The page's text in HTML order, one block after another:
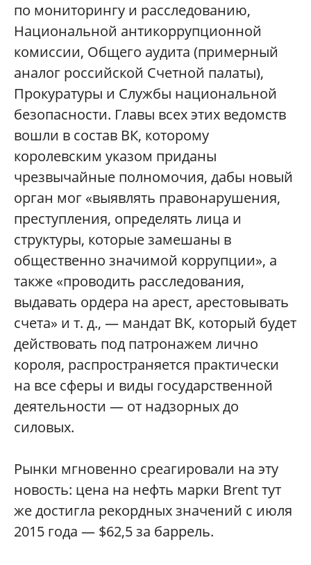
по мониторингу и расследованию,
Национальной антикоррупционной
комиссии, Общего аудита (примерный
аналог российской Счетной палаты),
Прокуратуры и Службы национальной
безопасности. Главы всех этих ведомств
вошли в состав ВК, которому
королевским указом приданы
чрезвычайные полномочия, дабы новый
орган мог «выявлять правонарушения,
преступления, определять лица и
структуры, которые замешаны в
общественно значимой коррупции», а
также «проводить расследования,
выдавать ордера на арест, арестовывать
счета» и т. д., — мандат ВК, который будет
действовать под патронажем лично
короля, распространяется практически
на все сферы и виды государственной
деятельности — от надзорных до
силовых.
Рынки мгновенно среагировали на эту
новость: цена на нефть марки Brent тут
же достигла рекордных значений с июля
2015 года — $62,5 за баррель.